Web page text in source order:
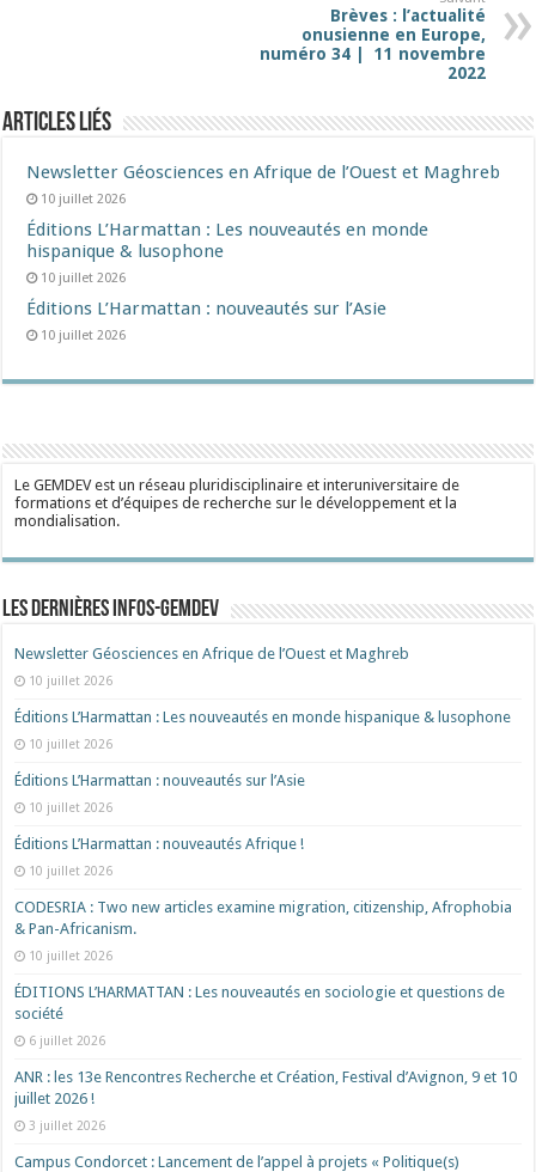
Brèves : l’actualité
onusienne en Europe,
numéro 34 | 11 novembre
2022
Articles liés
Newsletter Géosciences en Afrique de l’Ouest et Maghreb
10 juillet 2026
Éditions L’Harmattan : Les nouveautés en monde
hispanique & lusophone
10 juillet 2026
Éditions L’Harmattan : nouveautés sur l’Asie
10 juillet 2026
Le GEMDEV est un réseau pluridisciplinaire et interuniversitaire de
formations et d’équipes de recherche sur le développement et la
mondialisation.
Les dernières Infos-Gemdev
Newsletter Géosciences en Afrique de l’Ouest et Maghreb
10 juillet 2026
Éditions L’Harmattan : Les nouveautés en monde hispanique & lusophone
10 juillet 2026
Éditions L’Harmattan : nouveautés sur l’Asie
10 juillet 2026
Éditions L’Harmattan : nouveautés Afrique !​
10 juillet 2026
CODESRIA : Two new articles examine migration, citizenship, Afrophobia
& Pan-Africanism.
10 juillet 2026
ÉDITIONS L’HARMATTAN : Les nouveautés en sociologie et questions de
société
6 juillet 2026
ANR : les 13e Rencontres Recherche et Création, Festival d’Avignon, 9 et 10
juillet 2026 !
3 juillet 2026
Campus Condorcet : Lancement de l’appel à projets « Politique(s)